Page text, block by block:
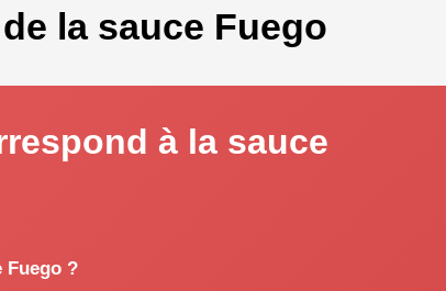
la sauce Fuego
à la sauce
Fuego ?